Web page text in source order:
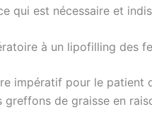
qui est nécessaire et
à un lipofilling des
impératif pour le patient
greffons de graisse en